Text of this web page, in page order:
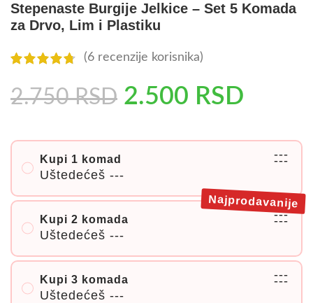
Stepenaste Burgije Jelkice – Set 5 Komada
za Drvo, Lim i Plastiku
(6 recenzije korisnika)
2.750RSD 2.500 RSD
Kupi 1 komad
Uštedećeš ---
---
---
Kupi 2 komada
Uštedećeš ---
---
---
Najprodavanije
Kupi 3 komada
Uštedećeš ---
---
---